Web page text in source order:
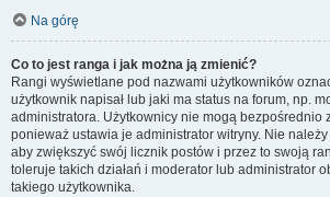
Na górę
Co to jest ranga i jak można ją zmienić?
Rangi wyświetlane pod nazwami użytkowników
użytkownik napisał lub jaki ma status na forum, np.
administratora. Użytkownicy nie mogą bezpośrednio
ponieważ ustawia je administrator witryny. Nie
aby zwiększyć swój licznik postów i przez to swoją
toleruje takich działań i moderator lub administrator
takiego użytkownika.